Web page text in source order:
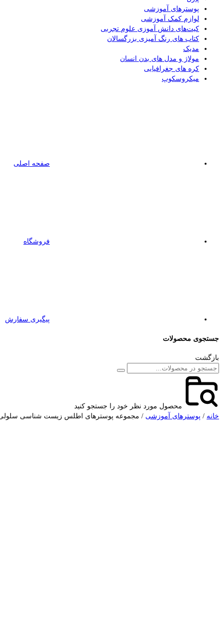
پوسترهای آموزشی
لوازم کمک آموزشی
کیت‌های دانش آموزی علوم تجربی
کتاب های رنگ آمیزی بزرگسالان
مدیک
مولاژ و مدل های بدن انسان
کره های جغرافیایی
میکروسکوپ
صفحه اصلی
فروشگاه
پیگیری سفارش
جستجوی محصولات
بازگشت
محصول مورد نظر خود را جستجو کنید
خانه / پوسترهای آموزشی / مجموعه پوسترهای اطلس زیست شناسی